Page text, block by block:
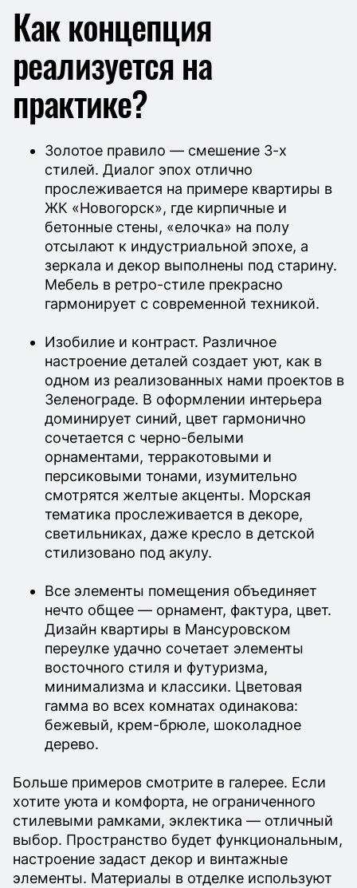
Как концепция
реализуется на
практике?
Золотое правило — смешение 3-х
стилей. Диалог эпох отлично
прослеживается на примере квартиры в
ЖК «Новогорск», где кирпичные и
бетонные стены, «елочка» на полу
отсылают к индустриальной эпохе, а
зеркала и декор выполнены под старину.
Мебель в ретро-стиле прекрасно
гармонирует с современной техникой.
Изобилие и контраст. Различное
настроение деталей создает уют, как в
одном из реализованных нами проектов в
Зеленограде. В оформлении интерьера
доминирует синий, цвет гармонично
сочетается с черно-белыми
орнаментами, терракотовыми и
персиковыми тонами, изумительно
смотрятся желтые акценты. Морская
тематика прослеживается в декоре,
светильниках, даже кресло в детской
стилизовано под акулу.
Все элементы помещения объединяет
нечто общее — орнамент, фактура, цвет.
Дизайн квартиры в Мансуровском
переулке удачно сочетает элементы
восточного стиля и футуризма,
минимализма и классики. Цветовая
гамма во всех комнатах одинакова:
бежевый, крем-брюле, шоколадное
дерево.
Больше примеров смотрите в галерее. Если
хотите уюта и комфорта, не ограниченного
стилевыми рамками, эклектика — отличный
выбор. Пространство будет функциональным,
настроение задаст декор и винтажные
элементы. Материалы в отделке используют